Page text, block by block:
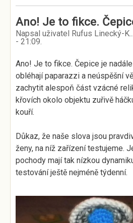
Ano! Je to fikce.
Napsal uživatel Rufus Linecký-K...
- 21:09.
Ano! Je to fikce. Čepice je
obléhají paparazzi a neúspěšní
zachytit alespoň část vzácné
křovích okolo objektu zuřivě
kouří.
Důkaz, že naše slova jsou
ženy, na níž zařízení testujeme.
pochody mají tak nízkou
testování ještě nejméně týdenní.